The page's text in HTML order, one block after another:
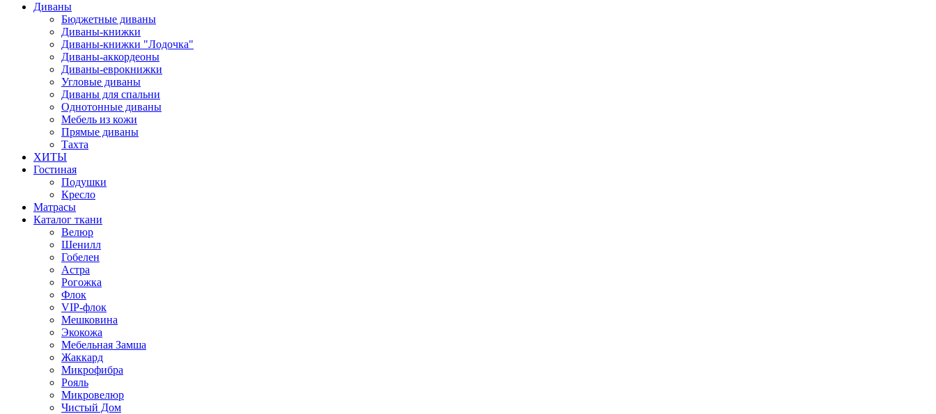
Диваны
Бюджетные диваны
Диваны-книжки
Диваны-книжки "Лодочка"
Диваны-аккордеоны
Диваны-еврокнижки
Угловые диваны
Диваны для спальни
Однотонные диваны
Мебель из кожи
Прямые диваны
Тахта
ХИТЫ
Гостиная
Подушки
Кресло
Матрасы
Каталог ткани
Велюр
Шенилл
Гобелен
Астра
Рогожка
Флок
VIP-флок
Мешковина
Экокожа
Мебельная Замша
Жаккард
Микрофибра
Рояль
Микровелюр
Чистый Дом